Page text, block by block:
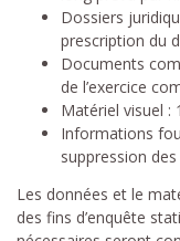
Dossiers
prescription du
Documents
de l’exercice
Matériel visuel :
Informations
suppression
Les données et le
des fins d’enquête